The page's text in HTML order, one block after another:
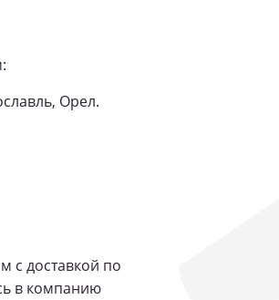
Орел.
с доставкой по
в компанию